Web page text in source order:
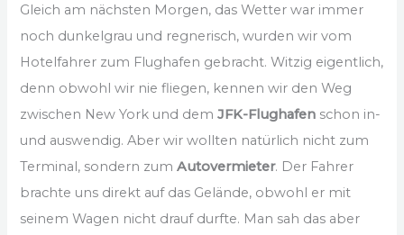
Gleich am nächsten Morgen, das Wetter war immer
noch dunkelgrau und regnerisch, wurden wir vom
Hotelfahrer zum Flughafen gebracht. Witzig eigentlich,
denn obwohl wir nie fliegen, kennen wir den Weg
zwischen New York und dem JFK-Flughafen schon in-
und auswendig. Aber wir wollten natürlich nicht zum
Terminal, sondern zumAutovermieter. Der Fahrer
brachte uns direkt auf das Gelände, obwohl er mit
seinem Wagen nicht drauf durfte. Man sah das aber